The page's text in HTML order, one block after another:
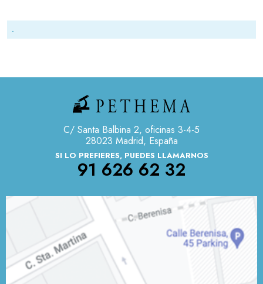
.
C/ Santa Balbina 2, oficinas 3-4-5
28023 Madrid, España
SI LO PREFIERES, PUEDES LLAMARNOS
91 626 62 32